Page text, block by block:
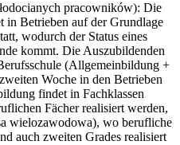
pracowników): Die
in Betrieben auf der Grundlage
wodurch der Status eines
kommt. Die Auszubildenden
(Allgemeinbildung +
Woche in den Betrieben
findet in Fachklassen
Fächer realisiert werden,
wielozawodowa), wo berufliche
auch zweiten Grades realisiert